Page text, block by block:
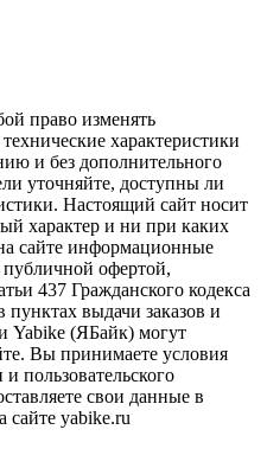
право изменять
характеристики
и без дополнительного
уточняйте, доступны ли
Настоящий сайт носит
характер и ни при каких
сайте информационные
офертой,
437 Гражданского кодекса
выдачи заказов и
Yabike (ЯБайк) могут
Вы принимаете условия
пользовательского
свои данные в
сайте yabike.ru